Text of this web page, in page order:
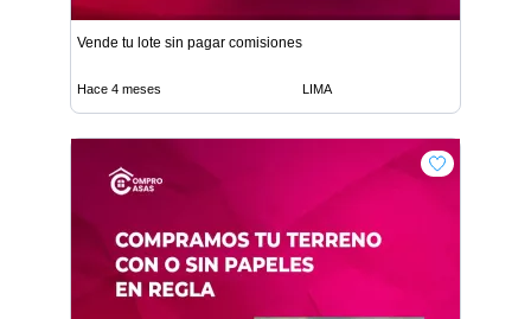
Vende tu lote sin pagar comisiones
Hace 4 meses LIMA